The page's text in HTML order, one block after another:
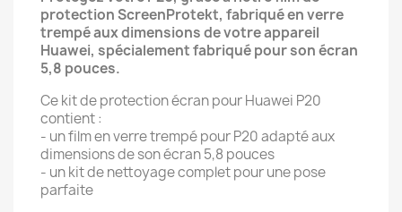
protection ScreenProtekt, fabriqué en verre
trempé aux dimensions de votre appareil
Huawei, spécialement fabriqué pour son écran
5,8 pouces.
Ce kit de protection écran pour Huawei P20
contient :
- un film en verre trempé pour P20 adapté aux
dimensions de son écran 5,8 pouces
- un kit de nettoyage complet pour une pose
parfaite